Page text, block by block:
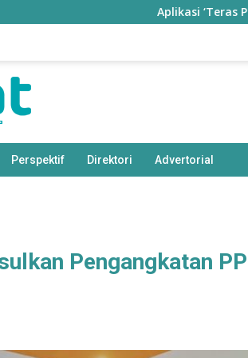
Aplikasi ‘Teras
Perspektif Direktori Advertorial
Pengangkatan